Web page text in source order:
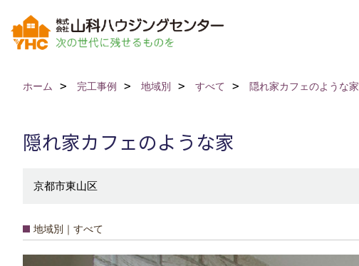
ホーム 完工事例 地域別 すべて 隠れ家カフェのような家
隠れ家カフェのような家
京都市東山区
地域別｜すべて